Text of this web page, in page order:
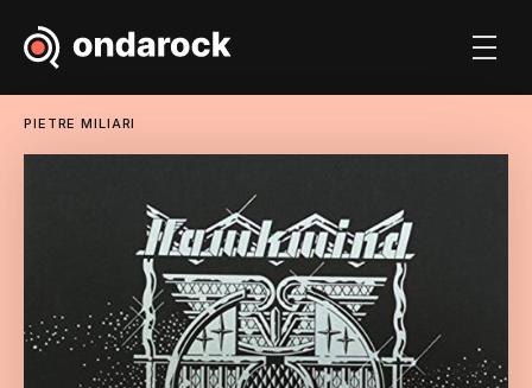
PIETRE MILIARI